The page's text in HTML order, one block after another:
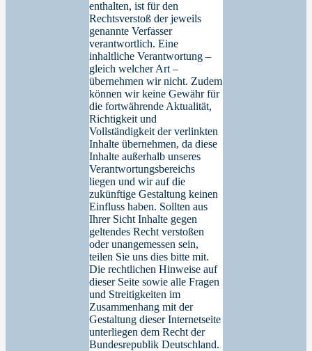
enthalten, ist für den
Rechtsverstoß der jeweils
genannte Verfasser
verantwortlich. Eine
inhaltliche Verantwortung –
gleich welcher Art –
übernehmen wir nicht. Zudem
können wir keine Gewähr für
die fortwährende Aktualität,
Richtigkeit und
Vollständigkeit der verlinkten
Inhalte übernehmen, da diese
Inhalte außerhalb unseres
Verantwortungsbereichs
liegen und wir auf die
zukünftige Gestaltung keinen
Einfluss haben. Sollten aus
Ihrer Sicht Inhalte gegen
geltendes Recht verstoßen
oder unangemessen sein,
teilen Sie uns dies bitte mit.
Die rechtlichen Hinweise auf
dieser Seite sowie alle Fragen
und Streitigkeiten im
Zusammenhang mit der
Gestaltung dieser Internetseite
unterliegen dem Recht der
Bundesrepublik Deutschland.